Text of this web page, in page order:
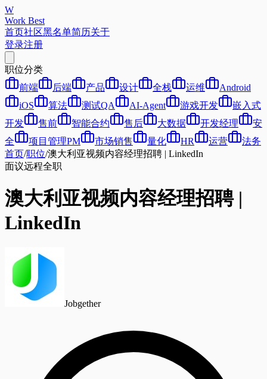
W
Work Best
首页社区黑名单简历关于
登录注册
职位分类
前端
后端 产品 设计 全栈 运维
Android
iOS
算法 测试QA AI-Agent 游戏开发
嵌入式
开发
售前 智能合约 售后 大数据 开发经理
安
全
项目管理PM 市场销售 量化 HR 运营
法务
首页/职位/澳大利亚视频内容经理招聘 | LinkedIn
面议远程全职
澳大利亚视频内容经理招聘 |
LinkedIn
Jobgether